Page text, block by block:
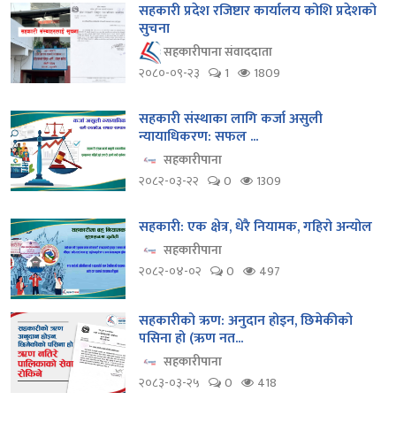
सहकारी प्रदेश रजिष्टार कार्यालय कोशि प्रदेशको
सुचना
सहकारीपाना संवाददाता
२०८०-०९-२३
1 1809
सहकारी संस्थाका लागि कर्जा असुली
न्यायाधिकरण: सफल ...
सहकारीपाना
२०८२-०३-२२
0 1309
सहकारी: एक क्षेत्र, धेरै नियामक, गहिरो अन्योल
सहकारीपाना
२०८२-०४-०२
0 497
सहकारीको ऋण: अनुदान होइन, छिमेकीको
पसिना हो (ऋण नत...
सहकारीपाना
२०८३-०३-२५
0 418